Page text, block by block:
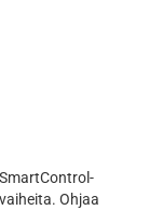
Ohjaa